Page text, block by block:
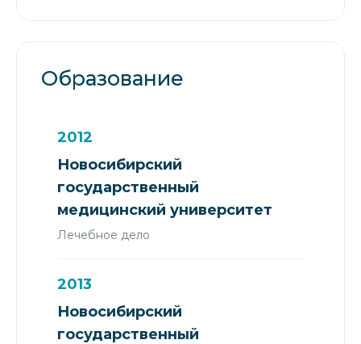
Образование
2012
Новосибирский
государственный
медицинский университет
Лечебное дело
2013
Новосибирский
государственный